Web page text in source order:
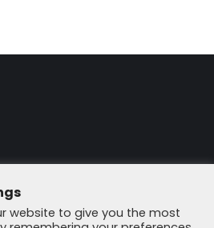
website to give you the most